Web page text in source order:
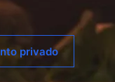
privado